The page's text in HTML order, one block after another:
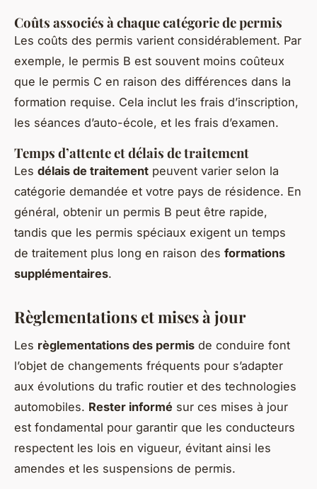
Coûts associés à chaque catégorie de permis
Les coûts des permis varient considérablement. Par
exemple, le permis B est souvent moins coûteux
que le permis C en raison des différences dans la
formation requise. Cela inclut les frais d’inscription,
les séances d’auto-école, et les frais d’examen.
Temps d’attente et délais de traitement
Les délais de traitement peuvent varier selon la
catégorie demandée et votre pays de résidence. En
général, obtenir un permis B peut être rapide,
tandis que les permis spéciaux exigent un temps
de traitement plus long en raison des formations
supplémentaires.
Règlementations et mises à jour
Les règlementations des permis de conduire font
l’objet de changements fréquents pour s’adapter
aux évolutions du trafic routier et des technologies
automobiles. Rester informé sur ces mises à jour
est fondamental pour garantir que les conducteurs
respectent les lois en vigueur, évitant ainsi les
amendes et les suspensions de permis.